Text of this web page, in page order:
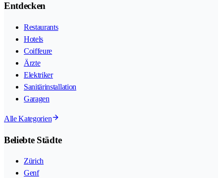
Entdecken
Restaurants
Hotels
Coiffeure
Ärzte
Elektriker
Sanitärinstallation
Garagen
Alle Kategorien
Beliebte Städte
Zürich
Genf